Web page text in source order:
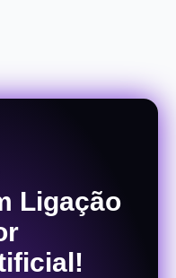
Ligação